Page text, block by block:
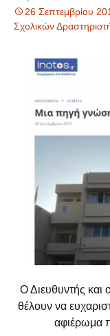
26 Σεπτεμβρίου
Σχολικών
Ο Διευθυντής
θέλουν να
αφιέρωμα